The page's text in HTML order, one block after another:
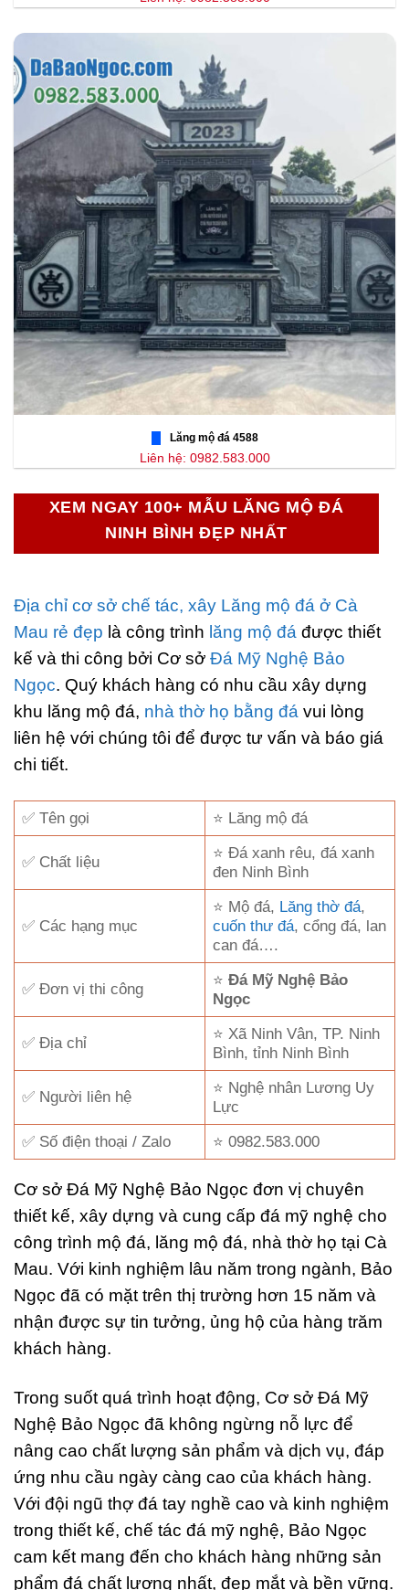
Lăng mộ đá 4588
Liên hệ: 0982.583.000
XEM NGAY 100+ MẪU LĂNG MỘ ĐÁ
NINH BÌNH ĐẸP NHẤT
Địa chỉ cơ sở chế tác, xây Lăng mộ đá ở Cà
Mau rẻ đẹp là công trình lăng mộ đá được thiết
kế và thi công bởi Cơ sở Đá Mỹ Nghệ Bảo
Ngọc. Quý khách hàng có nhu cầu xây dựng
khu lăng mộ đá, nhà thờ họ bằng đá vui lòng
liên hệ với chúng tôi để được tư vấn và báo giá
chi tiết.
✅ Tên gọi ⭐ Lăng mộ đá
✅ Chất liệu
⭐ Đá xanh rêu, đá xanh
đen Ninh Bình
✅ Các hạng mục
⭐ Mộ đá, Lăng thờ đá,
cuốn thư đá, cổng đá, lan
can đá….
✅ Đơn vị thi công
⭐Đá Mỹ Nghệ Bảo
Ngọc
✅ Địa chỉ
⭐ Xã Ninh Vân, TP. Ninh
Bình, tỉnh Ninh Bình
✅ Người liên hệ
⭐ Nghệ nhân Lương Uy
Lực
✅ Số điện thoại / Zalo
⭐ 0982.583.000
Cơ sở Đá Mỹ Nghệ Bảo Ngọc đơn vị chuyên
thiết kế, xây dựng và cung cấp đá mỹ nghệ cho
công trình mộ đá, lăng mộ đá, nhà thờ họ tại Cà
Mau. Với kinh nghiệm lâu năm trong ngành, Bảo
Ngọc đã có mặt trên thị trường hơn 15 năm và
nhận được sự tin tưởng, ủng hộ của hàng trăm
khách hàng.
Trong suốt quá trình hoạt động, Cơ sở Đá Mỹ
Nghệ Bảo Ngọc đã không ngừng nỗ lực để
nâng cao chất lượng sản phẩm và dịch vụ, đáp
ứng nhu cầu ngày càng cao của khách hàng.
Với đội ngũ thợ đá tay nghề cao và kinh nghiệm
trong thiết kế, chế tác đá mỹ nghệ, Bảo Ngọc
cam kết mang đến cho khách hàng những sản
phẩm đá chất lượng nhất, đẹp mắt và bền vững.